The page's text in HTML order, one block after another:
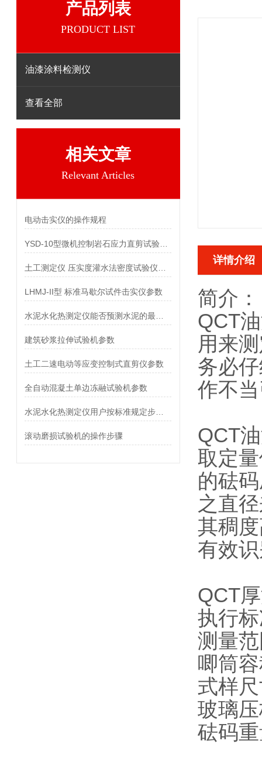
产品列表
PRODUCT LIST
油漆涂料检测仪
查看全部
相关文章
Relevant Articles
电动击实仪的操作规程
LHMJ-II型 标准马歇尔试件击实仪参数
建筑砂浆拉伸试验机参数
土工二速电动等应变控制式直剪仪参数
全自动混凝土单边冻融试验机参数
滚动磨损试验机的操作步骤
详情介绍
简介：
QCT
用来
务必
作不
QCT
取定
的砝
之直
其稠
有效
QCT
执行
测量
唧筒
式样
玻璃
砝码